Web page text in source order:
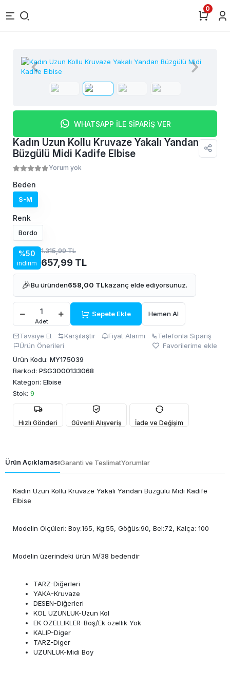
0
WHATSAPP İLE SİPARİŞ VER
Kadın Uzun Kollu Kruvaze Yakalı Yandan
Büzgülü Midi Kadife Elbise
Yorum yok
Beden
S-M
Renk
Bordo
%50
indirim
1.315,99 TL
657,99 TL
🎉Bu üründen658,00 TLkazanç elde ediyorsunuz.
Adet
Sepete Ekle Hemen Al
Tavsiye Et Karşılaştır Fiyat Alarmı
Telefonla Sipariş
Ürün Önerileri
Favorilerime ekle
Ürün Kodu: MY175039
Barkod: PSG3000133068
Kategori: Elbise
Stok: 9
Hızlı Gönderi Güvenli Alışveriş İade ve Değişim
Ürün AçıklamasıGaranti ve TeslimatYorumlar
Kadın Uzun Kollu Kruvaze Yakalı Yandan Büzgülü Midi Kadife
Elbise
Modelin Ölçüleri: Boy:165, Kg:55, Göğüs:90, Bel:72, Kalça: 100
Modelin üzerindeki ürün M/38 bedendir
TARZ-Diğerleri
YAKA-Kruvaze
DESEN-Diğerleri
KOL UZUNLUK-Uzun Kol
EK OZELLIKLER-Boş/Ek özellik Yok
KALIP-Diger
TARZ-Diger
UZUNLUK-Midi Boy